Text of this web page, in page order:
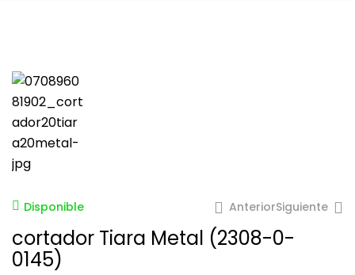
Disponible AnteriorSiguiente
cortador Tiara Metal (2308-0-
0145)